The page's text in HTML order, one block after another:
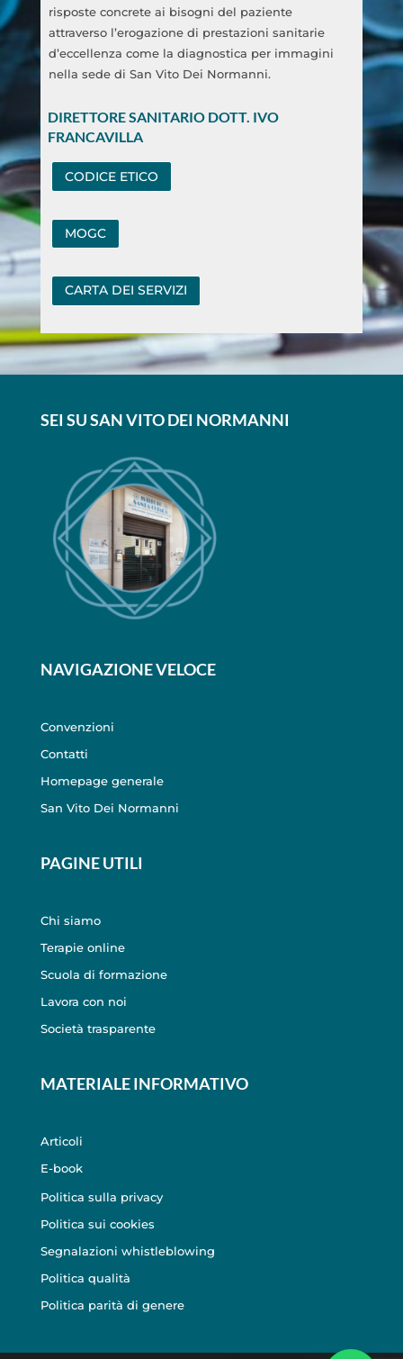
risposte concrete ai bisogni del paziente
attraverso l’erogazione di prestazioni sanitarie
d’eccellenza come la diagnostica per immagini
nella sede di San Vito Dei Normanni.
DIRETTORE SANITARIO DOTT. IVO
FRANCAVILLA
CODICE ETICO
MOGC
CARTA DEI SERVIZI
SEI SU SAN VITO DEI NORMANNI
NAVIGAZIONE VELOCE
Convenzioni
Contatti
Homepage generale
San Vito Dei Normanni
PAGINE UTILI
Chi siamo
Terapie online
Scuola di formazione
Lavora con noi
Società trasparente
MATERIALE INFORMATIVO
Articoli
E-book
Politica sulla privacy
Politica sui cookies
Segnalazioni whistleblowing
Politica qualità
Politica parità di genere